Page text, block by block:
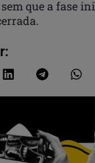
que a fase